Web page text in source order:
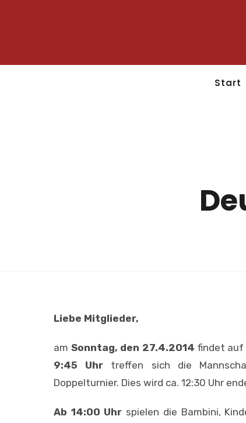
Start
Liebe Mitglieder,
am Sonntag, den 27.4.2014 findet auf
9:45 Uhr treffen sich die
Doppelturnier. Dies wird ca. 12:30 Uhr
Ab 14:00 Uhr spielen die Bambini,